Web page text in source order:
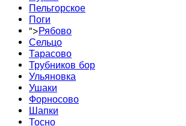
Пельгорское
Поги
">Рябово
Сельцо
Тарасово
Трубников бор
Ульяновка
Ушаки
Форносово
Шапки
Тосно